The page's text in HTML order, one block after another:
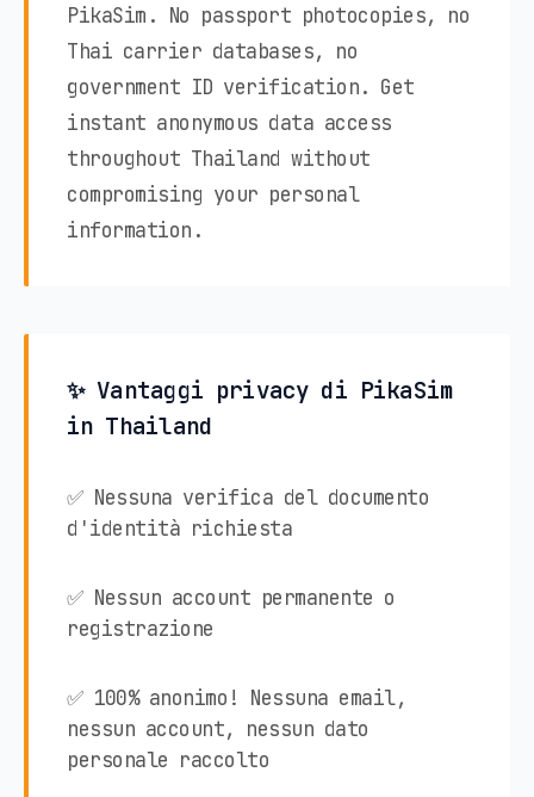
PikaSim. No passport photocopies, no
Thai carrier databases, no
government ID verification. Get
instant anonymous data access
throughout Thailand without
compromising your personal
information.
✨ Vantaggi privacy di PikaSim
in Thailand
✅ Nessuna verifica del documento
d'identità richiesta
✅ Nessun account permanente o
registrazione
✅ 100% anonimo! Nessuna email,
nessun account, nessun dato
personale raccolto